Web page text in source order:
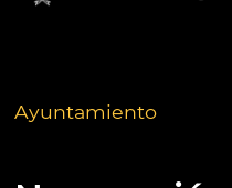
Ayuntamiento